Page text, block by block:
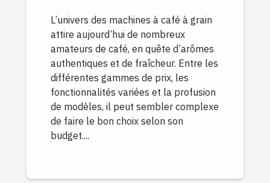
L’univers des machines à café à grain
attire aujourd’hui de nombreux
amateurs de café, en quête d’arômes
authentiques et de fraîcheur. Entre les
différentes gammes de prix, les
fonctionnalités variées et la profusion
de modèles, il peut sembler complexe
de faire le bon choix selon son
budget....